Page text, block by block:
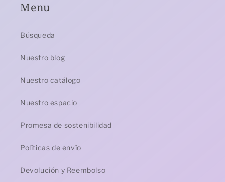
Menu
Búsqueda
Nuestro blog
Nuestro catálogo
Nuestro espacio
Promesa de sostenibilidad
Políticas de envío
Devolución y Reembolso